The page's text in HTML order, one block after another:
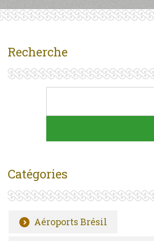
Recherche
Catégories
Aéroports Brésil